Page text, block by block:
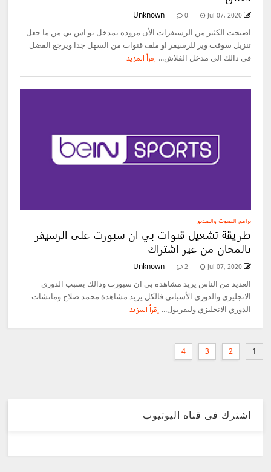
Unknown 0 Jul 07, 2020
اصبحت الكثير من الرسيفرات الأن مزوده بمدخل يو اس بي من ما جعل
تنزيل سوفت وير للرسيفر او ملف قنوات من السهل جدا ويرجع الفضل
فى ذالك الى مدخل الفلاش... إقرأ المزيد
برامج الصوت والفيديو
طريقة تشغيل قنوات بي ان سبورت على الرسيفر
بالمجان من غير اشتراك
Unknown 2 Jul 07, 2020
العديد من الناس يريد مشاهده بي ان سبورت وذالك بسبب الدوري
الانجليزي والدوري الأسباني فالكل يريد مشاهدة محمد صلاح وماتشات
الدوري الانجليزي وليفربول... إقرأ المزيد
1
2
3
4
اشترك فى قناه اليوتيوب